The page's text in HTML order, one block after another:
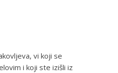
vi koji se
i koji ste izišli iz